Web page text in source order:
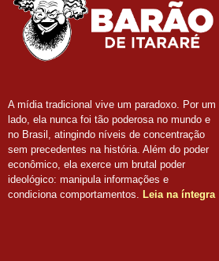
A mídia tradicional vive um paradoxo. Por um
lado, ela nunca foi tão poderosa no mundo e
no Brasil, atingindo níveis de concentração
sem precedentes na história. Além do poder
econômico, ela exerce um brutal poder
ideológico: manipula informações e
condiciona comportamentos. Leia na íntegra